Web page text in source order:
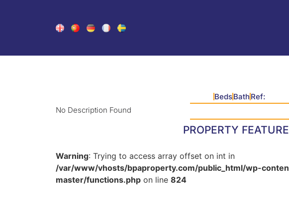
BedsBath Ref:
No Description Found
PROPERTY
Warning: Trying to access array offset on int in
/var/www/vhosts/bpaproperty.com/public_html/wp-
master/functions.php on line 824